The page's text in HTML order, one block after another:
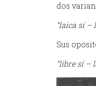
dos
“laica sí –
Sus
“libre sí –